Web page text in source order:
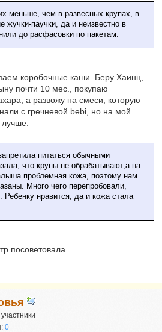
меньше, чем в развесных крупах, в
жучки-паучки, да и неизвестно в
до расфасовки по пакетам.
коробочные каши. Беру Хаинц,
почти 10 мес., покупаю
а развожу на смеси, которую
с гречневой bebi, но на мой
лучше.
питаться обычными
что крупы не обрабатывают,а на
проблемная кожа, поэтому нам
Много чего перепробовали,
Ребенку нравится, да и кожа стала
посоветовала.
0